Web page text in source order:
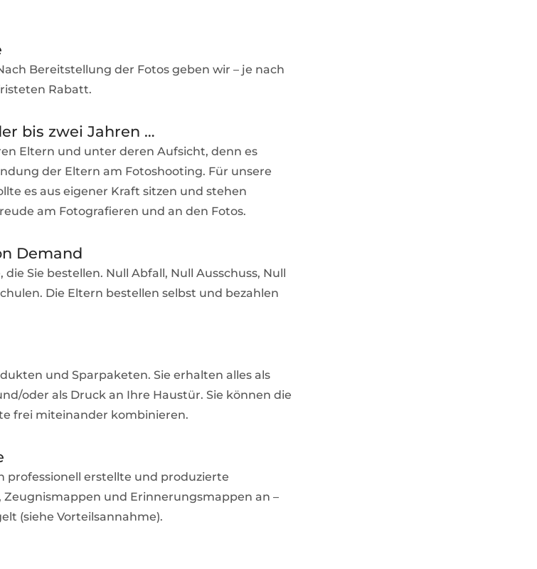
Bereitstellung der Fotos geben wir – je nach
Rabatt.
bis zwei Jahren …
Eltern und unter deren Aufsicht, denn es
der Eltern am Fotoshooting. Für unsere
es aus eigener Kraft sitzen und stehen
am Fotografieren und an den Fotos.
Demand
Sie bestellen. Null Abfall, Null Ausschuss, Null
Die Eltern bestellen selbst und bezahlen
und Sparpaketen. Sie erhalten alles als
oder als Druck an Ihre Haustür. Sie können die
frei miteinander kombinieren.
professionell erstellte und produzierte
und Erinnerungsmappen an –
(siehe Vorteilsannahme).